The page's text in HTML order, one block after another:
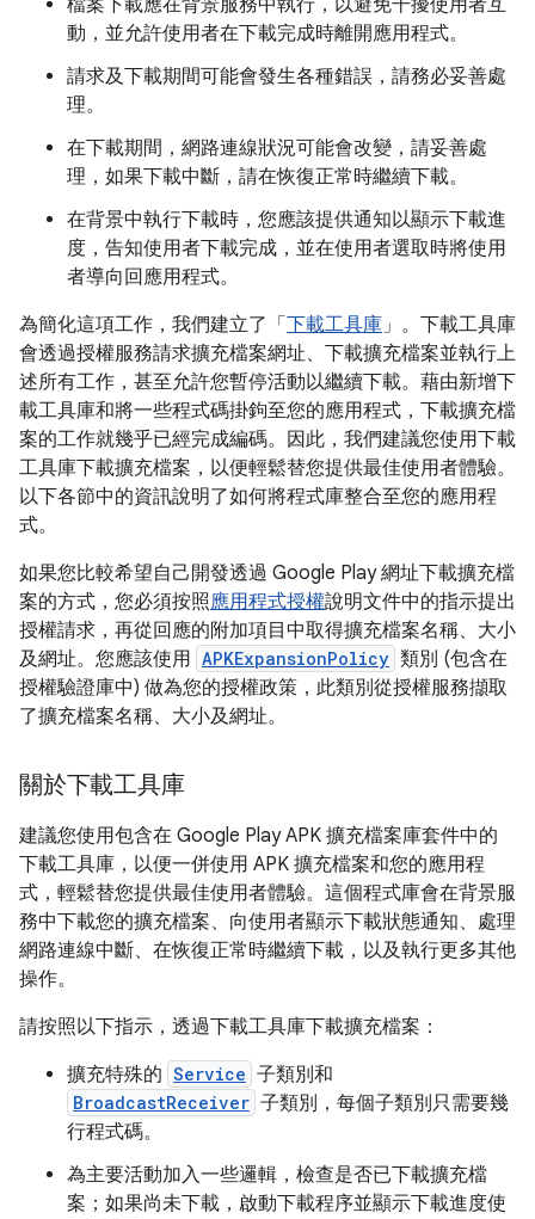
檔案下載應在背景服務中執行，以避免干擾使用者互
動，並允許使用者在下載完成時離開應用程式。
請求及下載期間可能會發生各種錯誤，請務必妥善處
理。
在下載期間，網路連線狀況可能會改變，請妥善處
理，如果下載中斷，請在恢復正常時繼續下載。
在背景中執行下載時，您應該提供通知以顯示下載進
度，告知使用者下載完成，並在使用者選取時將使用
者導向回應用程式。
為簡化這項工作，我們建立了「 下載工具庫」。下載工具庫
會透過授權服務請求擴充檔案網址、下載擴充檔案並執行上
述所有工作，甚至允許您暫停活動以繼續下載。藉由新增下
載工具庫和將一些程式碼掛鉤至您的應用程式，下載擴充檔
案的工作就幾乎已經完成編碼。因此，我們建議您使用下載
工具庫下載擴充檔案，以便輕鬆替您提供最佳使用者體驗。
以下各節中的資訊說明了如何將程式庫整合至您的應用程
式。
如果您比較希望自己開發透過 Google Play 網址下載擴充檔
案的方式，您必須按照應用程式授權說明文件中的指示提出
授權請求，再從回應的附加項目中取得擴充檔案名稱、大小
及網址。您應該使用 APKExpansionPolicy 類別 (包含在
授權驗證庫中) 做為您的授權政策，此類別從授權服務擷取
了擴充檔案名稱、大小及網址。
關於下載工具庫
建議您使用包含在 Google Play APK 擴充檔案庫套件中的
下載工具庫，以便一併使用 APK 擴充檔案和您的應用程
式，輕鬆替您提供最佳使用者體驗。這個程式庫會在背景服
務中下載您的擴充檔案、向使用者顯示下載狀態通知、處理
網路連線中斷、在恢復正常時繼續下載，以及執行更多其他
操作。
請按照以下指示，透過下載工具庫下載擴充檔案：
擴充特殊的 Service 子類別和
BroadcastReceiver 子類別，每個子類別只需要幾
行程式碼。
為主要活動加入一些邏輯，檢查是否已下載擴充檔
案；如果尚未下載，啟動下載程序並顯示下載進度使